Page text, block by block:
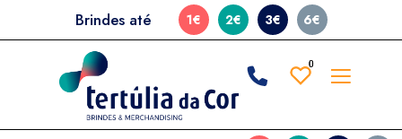
Brindes até 1€ 2€ 3€ 6€
0
0